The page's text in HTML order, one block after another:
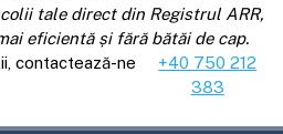
tale direct din Registrul ARR,
eficientă și fără bătăi de cap.
contactează-ne
+40 750 212
383